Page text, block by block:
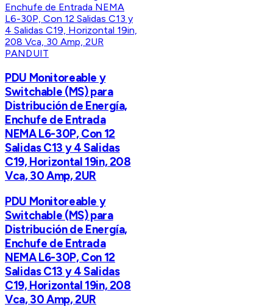
PANDUIT
PDU Monitoreable y
Switchable (MS) para
Distribución de Energía,
Enchufe de Entrada
NEMA L6-30P, Con 12
Salidas C13 y 4 Salidas
C19, Horizontal 19in, 208
Vca, 30 Amp, 2UR
PDU Monitoreable y
Switchable (MS) para
Distribución de Energía,
Enchufe de Entrada
NEMA L6-30P, Con 12
Salidas C13 y 4 Salidas
C19, Horizontal 19in, 208
Vca, 30 Amp, 2UR